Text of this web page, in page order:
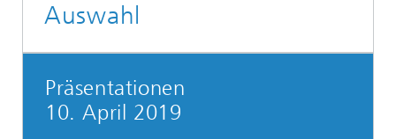
Auswahl
Präsentationen
10. April 2019